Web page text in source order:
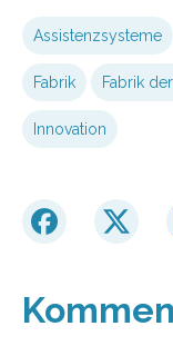
Assistenzsysteme
Fabrik Fabrik
Innovation